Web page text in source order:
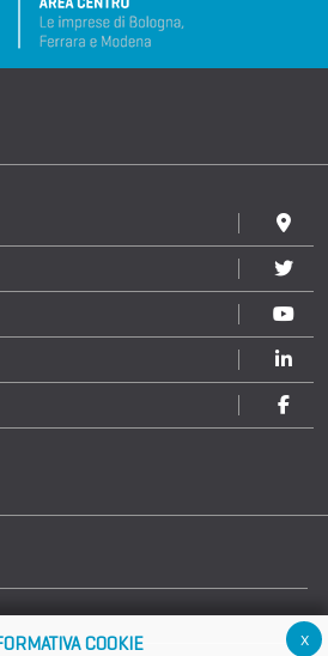
x
COOKIE